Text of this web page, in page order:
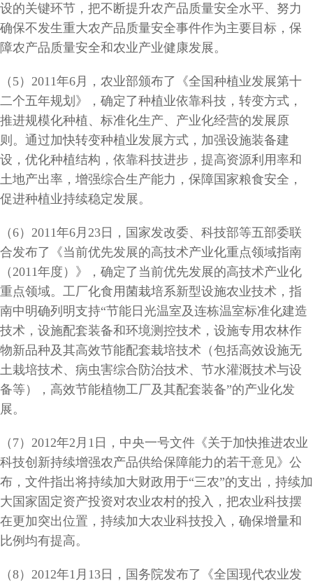
设的关键环节，把不断提升农产品质量安全水平、努力
确保不发生重大农产品质量安全事件作为主要目标，保
障农产品质量安全和农业产业健康发展。
（5）2011年6月，农业部颁布了《全国种植业发展第十
二个五年规划》，确定了种植业依靠科技，转变方式，
推进规模化种植、标准化生产、产业化经营的发展原
则。通过加快转变种植业发展方式，加强设施装备建
设，优化种植结构，依靠科技进步，提高资源利用率和
土地产出率，增强综合生产能力，保障国家粮食安全，
促进种植业持续稳定发展。
（6）2011年6月23日，国家发改委、科技部等五部委联
合发布了《当前优先发展的高技术产业化重点领域指南
（2011年度）》，确定了当前优先发展的高技术产业化
重点领域。工厂化食用菌栽培系新型设施农业技术，指
南中明确列明支持“节能日光温室及连栋温室标准化建造
技术，设施配套装备和环境测控技术，设施专用农林作
物新品种及其高效节能配套栽培技术（包括高效设施无
土栽培技术、病虫害综合防治技术、节水灌溉技术与设
备等），高效节能植物工厂及其配套装备”的产业化发
展。
（7）2012年2月1日，中央一号文件《关于加快推进农业
科技创新持续增强农产品供给保障能力的若干意见》公
布，文件指出将持续加大财政用于“三农”的支出，持续加
大国家固定资产投资对农业农村的投入，把农业科技摆
在更加突出位置，持续加大农业科技投入，确保增量和
比例均有提高。
（8）2012年1月13日，国务院发布了《全国现代农业发